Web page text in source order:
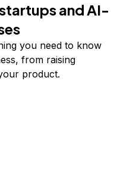
and AI-
you need to know
from raising
product.